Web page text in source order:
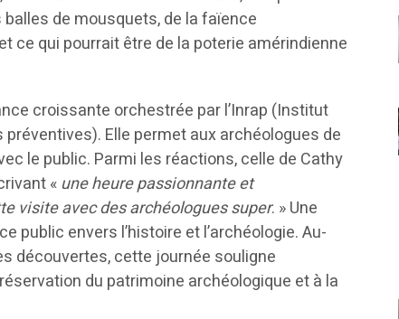
de mousquets, de la faïence
ce qui pourrait être de la poterie amérindienne
croissante orchestrée par l’Inrap (Institut
Elle permet aux archéologues de
le public. Parmi les réactions, celle de Cathy
« une heure passionnante et
visite avec des archéologues super. » Une
public envers l’histoire et l’archéologie. Au-
découvertes, cette journée souligne
du patrimoine archéologique et à la